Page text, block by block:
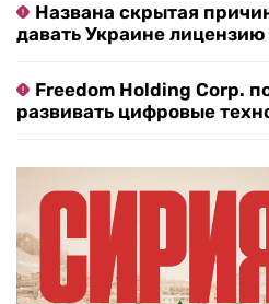
Названа скрытая
давать Украине
Freedom Holding Corp.
развивать цифровые